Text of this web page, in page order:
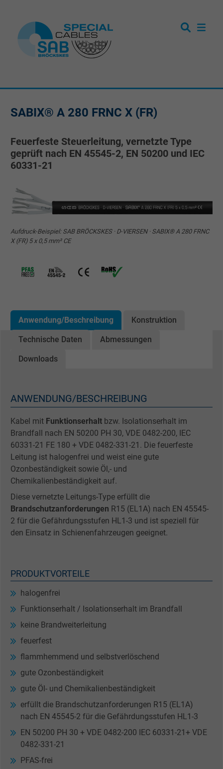
SABIX® A 280 FRNC X (FR)
Feuerfeste Steuerleitung, vernetzte Type
geprüft nach EN 45545-2, EN 50200 und IEC
60331-21
Aufdruck-Beispiel: SAB BRÖCKSKES · D-VIERSEN · SABIX® A 280 FRNC
X (FR) 5 x 0,5 mm² CE
Anwendung/Beschreibung Konstruktion
Technische Daten Abmessungen
Downloads
ANWENDUNG/BESCHREIBUNG
Kabel mit Funktionserhalt bzw. Isolationserhalt im
Brandfall nach EN 50200 PH 30, VDE 0482-200, IEC
60331-21 FE 180 + VDE 0482-331-21. Die feuerfeste
Leitung ist halogenfrei und weist eine gute
Ozonbeständigkeit sowie Öl,- und
Chemikalienbeständigkeit auf.
Diese vernetzte Leitungs-Type erfüllt die
Brandschutzanforderungen R15 (EL1A) nach EN 45545-
2 für die Gefährdungsstufen HL1-3 und ist speziell für
den Einsatz in Schienenfahrzeugen geeignet.
PRODUKTVORTEILE
halogenfrei
Funktionserhalt / Isolationserhalt im Brandfall
keine Brandweiterleitung
feuerfest
flammhemmend und selbstverlöschend
gute Ozonbeständigkeit
gute Öl- und Chemikalienbeständigkeit
erfüllt die Brandschutzanforderungen R15 (EL1A)
nach EN 45545-2 für die Gefährdungsstufen HL1-3
EN 50200 PH 30 + VDE 0482-200 IEC 60331-21+ VDE
0482-331-21
PFAS-frei